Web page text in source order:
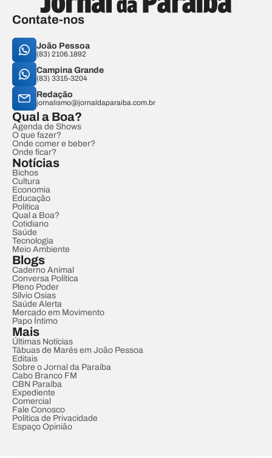
Contate-nos
João Pessoa
(83) 2106.1892
Campina Grande
(83) 3315-3204
Redação
jornalismo@jornaldaparaiba.com.br
Qual a Boa?
Agenda de Shows
O que fazer?
Onde comer e beber?
Onde ficar?
Notícias
Bichos
Cultura
Economia
Educação
Política
Qual a Boa?
Cotidiano
Saúde
Tecnologia
Meio Ambiente
Blogs
Caderno Animal
Conversa Política
Pleno Poder
Sílvio Osias
Saúde Alerta
Mercado em Movimento
Papo Íntimo
Mais
Últimas Notícias
Tábuas de Marés em João Pessoa
Editais
Sobre o Jornal da Paraíba
Cabo Branco FM
CBN Paraíba
Expediente
Comercial
Fale Conosco
Política de Privacidade
Espaço Opinião